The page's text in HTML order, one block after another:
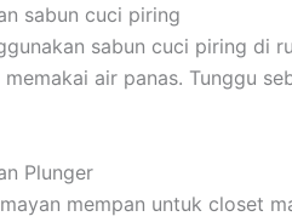
sabun cuci piring
sabun cuci piring di
air panas. Tunggu
Plunger
mempan untuk closet